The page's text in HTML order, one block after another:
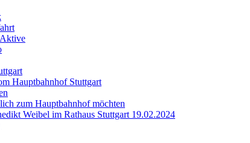
Hauptbahnhof Stuttgart
zum Hauptbahnhof möchten
Weibel im Rathaus Stuttgart 19.02.2024